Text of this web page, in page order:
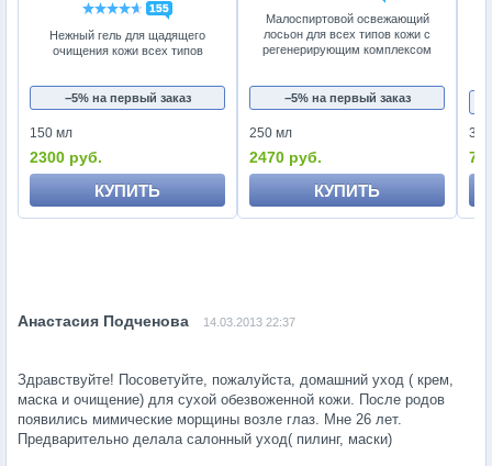
155
Нежный гель для щадящего
очищения кожи всех типов
−5% на первый заказ
150 мл
2300 руб.
КУПИТЬ
Малоспиртовой освежающий
лосьон для всех типов кожи с
регенерирующим комплексом
−5% на первый заказ
250 мл
2470 руб.
КУПИТЬ
30
14.03.2013 22:37
Здравствуйте! Посоветуйте, пожалуйста, домашний уход ( крем,
маска и очищение) для сухой обезвоженной кожи. После родов
появились мимические морщины возле глаз. Мне 26 лет.
Предварительно делала салонный уход( пилинг, маски)